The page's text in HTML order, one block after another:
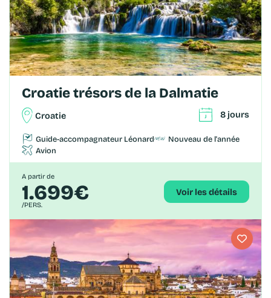
Croatie trésors de la Dalmatie
Croatie 8 jours
Guide-accompagnateur Léonard
Nouveau de l'année
Avion
A partir de
1.699€
/PERS.
Voir les détails